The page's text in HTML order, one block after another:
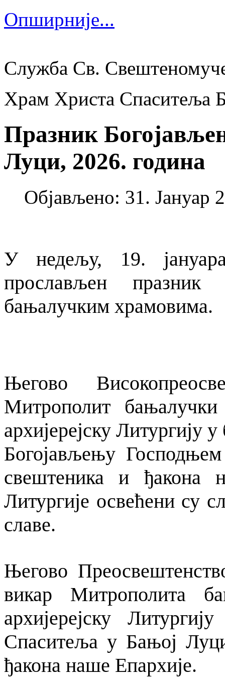
Опширније...
Служба Св.
Храм Христа Спаситеља
Празник
Луци, 2026. година
Објављено: 31. Јануар
У недељу, 19.
прослављен
бањалучким храмовима.
Његово
Митрополит
архијерејску Литургију
Богојављењу
свештеника и ђакона
Литургије освећени су
славе.
Његово
викар Митрополита
архијерејску
Спаситеља у Бањој
ђакона наше Епархије.